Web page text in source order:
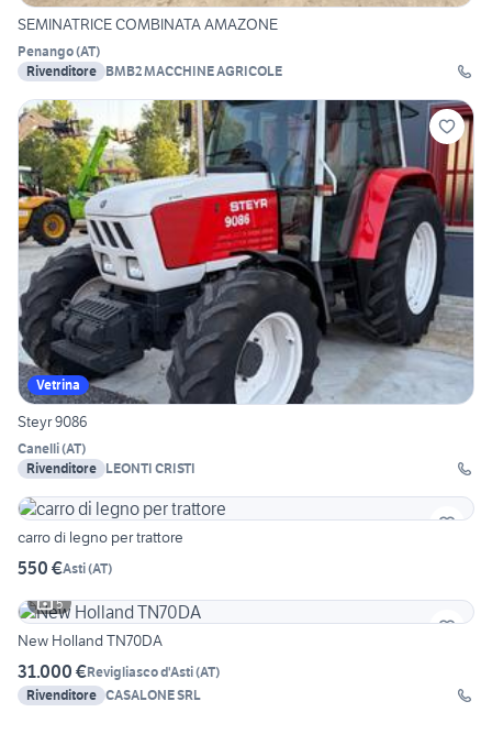
SEMINATRICE COMBINATA AMAZONE
Penango(AT)
Rivenditore BMB2 MACCHINE AGRICOLE
Vetrina
Steyr 9086
Canelli(AT)
Rivenditore LEONTI CRISTI
carro di legno per trattore
550 €Asti(AT)
5
New Holland TN70DA
31.000 €Revigliasco d'Asti(AT)
Rivenditore CASALONE SRL